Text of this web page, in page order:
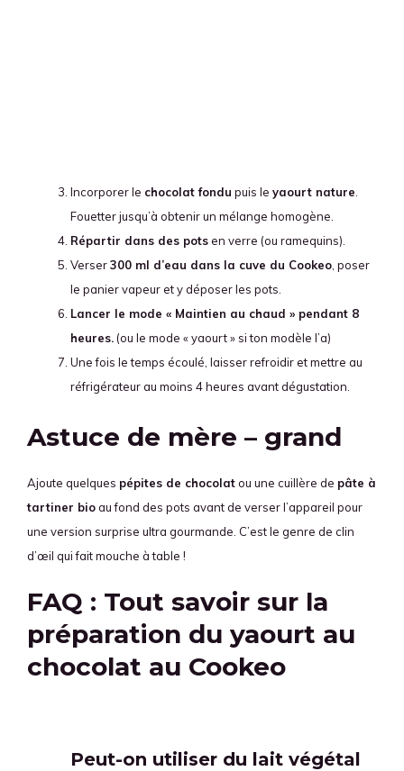
Incorporer le chocolat fondu puis le yaourt nature
Fouetter jusqu’à obtenir un mélange homogène.
Répartir dans des potsen verre (ou ramequins).
Verser300 ml d’eau dans la cuve du Cookeo , poser
le panier vapeur et y déposer les pots.
Lancer le mode « Maintien au chaud » pendant 8
heures. (ou le mode « yaourt » si ton modèle l’a)
Une fois le temps écoulé, laisser refroidir et mettre au
réfrigérateur au moins 4 heures avant dégustation.
Astuce de mère – grand
Ajoute quelques pépites de chocolatou une cuillère de pâte à
tartiner bioau fond des pots avant de verser l’appareil pour
une version surprise ultra gourmande. C’est le genre de clin
d’œil qui fait mouche à table !
FAQ : Tout savoir sur la
préparation du yaourt au
chocolat au Cookeo
Peut-on utiliser du lait végétal